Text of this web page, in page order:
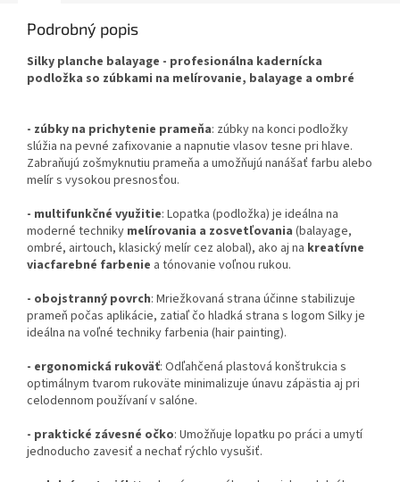
Podrobný popis
Silky planche balayage - profesionálna kadernícka
podložka so zúbkami na melírovanie, balayage a ombré
- zúbky na prichytenie prameňa: zúbky na konci podložky
slúžia na pevné zafixovanie a napnutie vlasov tesne pri hlave.
Zabraňujú zošmyknutiu prameňa a umožňujú nanášať farbu alebo
melír s vysokou presnosťou.
- multifunkčné využitie: Lopatka (podložka) je ideálna na
moderné techniky melírovania a zosvetľovania (balayage,
ombré, airtouch, klasický melír cez alobal), ako aj na kreatívne
viacfarebné farbenie a tónovanie voľnou rukou.
- obojstranný povrch: Mriežkovaná strana účinne stabilizuje
prameň počas aplikácie, zatiaľ čo hladká strana s logom Silky je
ideálna na voľné techniky farbenia (hair painting).
- ergonomická rukoväť: Odľahčená plastová konštrukcia s
optimálnym tvarom rukoväte minimalizuje únavu zápästia aj pri
celodennom používaní v salóne.
- praktické závesné očko: Umožňuje lopatku po práci a umytí
jednoducho zavesiť a nechať rýchlo vysušiť.